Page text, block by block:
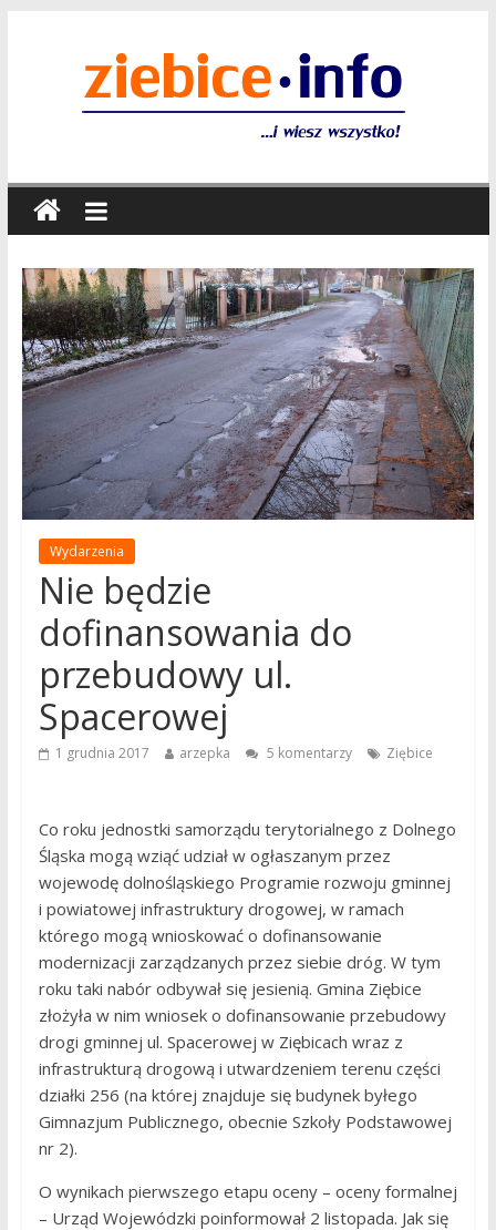
Wydarzenia
Nie będzie
dofinansowania do
przebudowy ul.
Spacerowej
1 grudnia 2017 arzepka 5 komentarzy Ziębice
Co roku jednostki samorządu terytorialnego z Dolnego
Śląska mogą wziąć udział w ogłaszanym przez
wojewodę dolnośląskiego Programie rozwoju gminnej
i powiatowej infrastruktury drogowej, w ramach
którego mogą wnioskować o dofinansowanie
modernizacji zarządzanych przez siebie dróg. W tym
roku taki nabór odbywał się jesienią. Gmina Ziębice
złożyła w nim wniosek o dofinansowanie przebudowy
drogi gminnej ul. Spacerowej w Ziębicach wraz z
infrastrukturą drogową i utwardzeniem terenu części
działki 256 (na której znajduje się budynek byłego
Gimnazjum Publicznego, obecnie Szkoły Podstawowej
nr 2).
O wynikach pierwszego etapu oceny – oceny formalnej
– Urząd Wojewódzki poinformował 2 listopada. Jak się